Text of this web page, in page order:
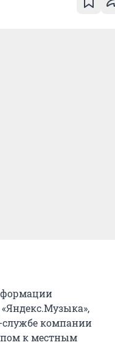
«Яндекс.Музыка»,
службе компании
к местным